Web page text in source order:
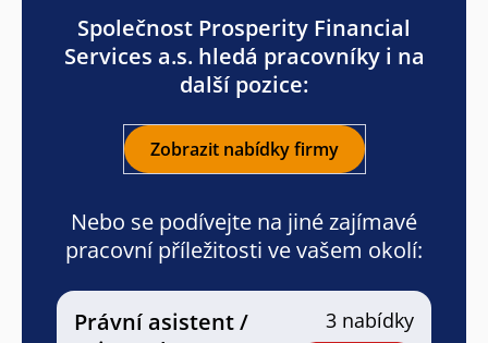
Společnost Prosperity Financial
Services a.s. hledá pracovníky i na
další pozice:
Zobrazit nabídky firmy
Nebo se podívejte na jiné zajímavé
pracovní příležitosti ve vašem okolí:
Právní asistent /
3 nabídky